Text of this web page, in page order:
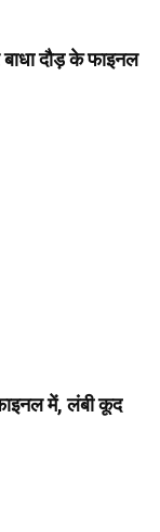
दौड़ के फाइनल
में, लंबी कूद